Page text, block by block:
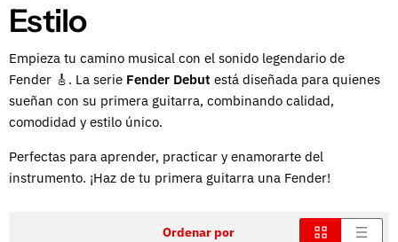
Estilo
Empieza tu camino musical con el sonido legendario de
Fender 🎸. La serie Fender Debut está diseñada para quienes
sueñan con su primera guitarra, combinando calidad,
comodidad y estilo único.
Perfectas para aprender, practicar y enamorarte del
instrumento. ¡Haz de tu primera guitarra una Fender!
Ordenar por